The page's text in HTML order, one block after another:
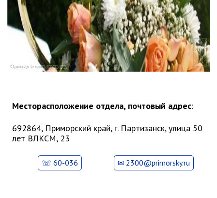
Старые фотографии нашего
города
Старые фотографии нашего
города (продолжение)
Старые фотографии города
Старый и новый Партизанск
лицах и судьбах.»
Книга "Партизанск. Энергия времени."
Глава МОГП
Месторасположение отдела, почтовый адрес:
692864, Приморский край, г. Партизанск, улица 50
лет ВЛКСМ, 23
60-036 2300@primorsky.ru